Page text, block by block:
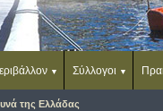
Σύλλογοι
της Ελλάδας